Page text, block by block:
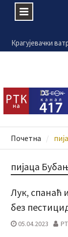
content
У
Расписан тендер
Крагујевачки
Почетна
пијаца
Лук, спанаћ
без
05.04.2023